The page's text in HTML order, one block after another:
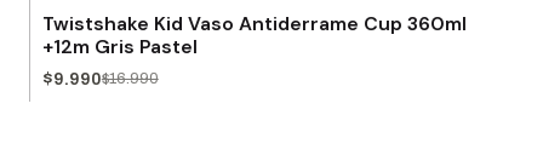
Agotado
Twistshake Kid Vaso Antiderrame Cup 360ml
+12m Gris Pastel
$9.990$16.990